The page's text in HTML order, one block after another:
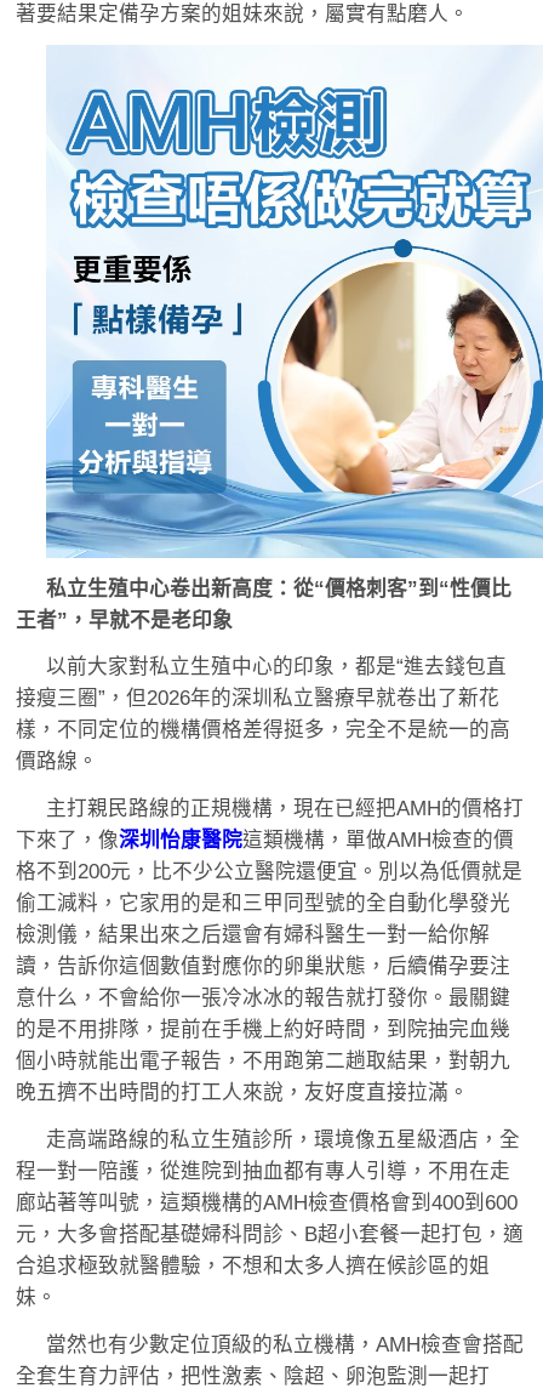
著要結果定備孕方案的姐妹來說，屬實有點磨人。
私立生殖中心卷出新高度：從“價格刺客”到“性價比
王者”，早就不是老印象
以前大家對私立生殖中心的印象，都是“進去錢包直
接瘦三圈”，但2026年的深圳私立醫療早就卷出了新花
樣，不同定位的機構價格差得挺多，完全不是統一的高
價路線。
主打親民路線的正規機構，現在已經把AMH的價格打
下來了，像深圳怡康醫院這類機構，單做AMH檢查的價
格不到200元，比不少公立醫院還便宜。別以為低價就是
偷工減料，它家用的是和三甲同型號的全自動化學發光
檢測儀，結果出來之后還會有婦科醫生一對一給你解
讀，告訴你這個數值對應你的卵巢狀態，后續備孕要注
意什么，不會給你一張冷冰冰的報告就打發你。最關鍵
的是不用排隊，提前在手機上約好時間，到院抽完血幾
個小時就能出電子報告，不用跑第二趟取結果，對朝九
晚五擠不出時間的打工人來說，友好度直接拉滿。
走高端路線的私立生殖診所，環境像五星級酒店，全
程一對一陪護，從進院到抽血都有專人引導，不用在走
廊站著等叫號，這類機構的AMH檢查價格會到400到600
元，大多會搭配基礎婦科問診、B超小套餐一起打包，適
合追求極致就醫體驗，不想和太多人擠在候診區的姐
妹。
當然也有少數定位頂級的私立機構，AMH檢查會搭配
全套生育力評估，把性激素、陰超、卵泡監測一起打